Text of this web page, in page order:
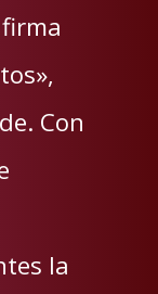
Con
la